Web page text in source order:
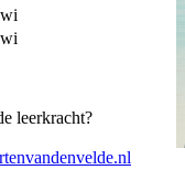
leerkracht?